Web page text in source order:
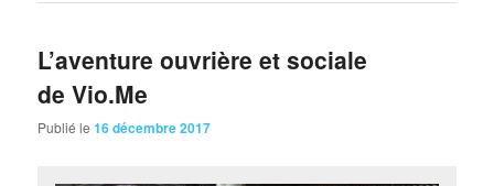
L’aventure ouvrière et sociale
de Vio.Me
Publié le16 décembre 2017